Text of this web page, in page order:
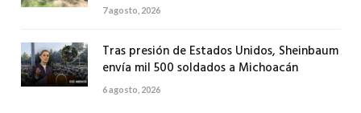
7 agosto, 2026
Tras presión de Estados Unidos, Sheinbaum
envía mil 500 soldados a Michoacán
6 agosto, 2026